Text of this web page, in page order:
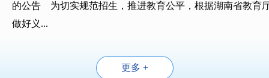
的公告 为切实规范招生，推进教育公平，根据湖南省教育
做好义...
更多 +